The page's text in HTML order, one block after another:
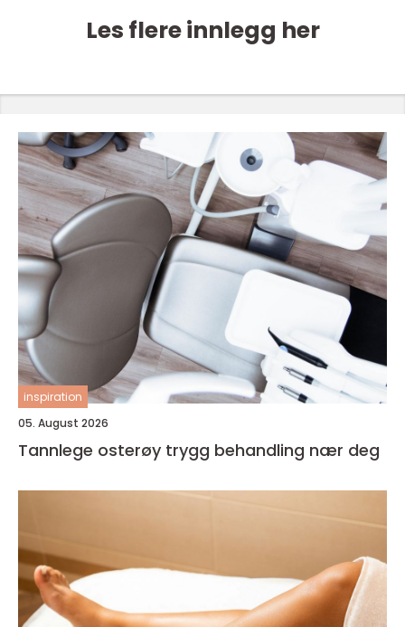
Les flere innlegg her
inspiration
05. August 2026
Tannlege osterøy trygg behandling nær deg